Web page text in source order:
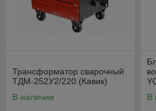
Трансформатор сварочный
ТДМ-252У2/220 (Кавик)
В наличии
В